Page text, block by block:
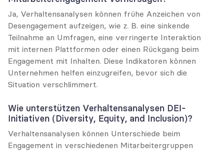
Ja, Verhaltensanalysen können frühe Anzeichen von
Desengagement aufzeigen, wie z. B. eine sinkende
Teilnahme an Umfragen, eine verringerte Interaktion
mit internen Plattformen oder einen Rückgang beim
Engagement mit Inhalten. Diese Indikatoren können
Unternehmen helfen einzugreifen, bevor sich die
Situation verschlimmert.
Wie unterstützen Verhaltensanalysen DEI-
Initiativen (Diversity, Equity, and Inclusion)?
Verhaltensanalysen können Unterschiede beim
Engagement in verschiedenen Mitarbeitergruppen